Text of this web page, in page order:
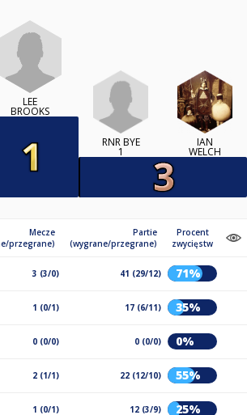
LEE
BROOKS
RNR BYE
1
IAN
WELCH
Mecze
przegrane)
Partie
(wygrane/przegrane)
Procent
zwycięstw
3 (3/0) 41 (29/12) 71%
1 (0/1) 17 (6/11) 35%
0 (0/0) 0 (0/0) 0%
2 (1/1) 22 (12/10) 55%
1 (0/1) 12 (3/9) 25%